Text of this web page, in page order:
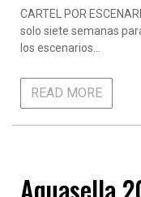
CARTEL POR
solo siete semanas
los escenarios…
READ MORE
Aquasella